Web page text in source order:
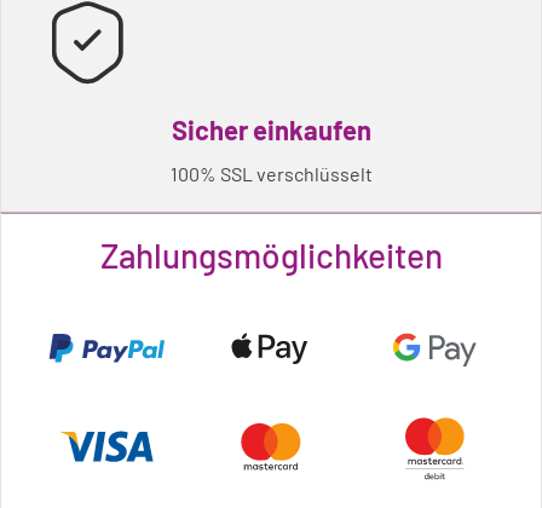
Sicher einkaufen
100% SSL verschlüsselt
Zahlungsmöglichkeiten